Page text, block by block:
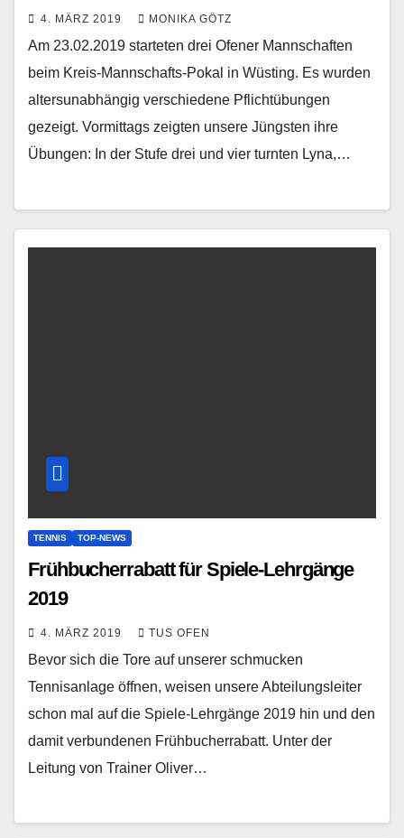
4. MÄRZ 2019 MONIKA GÖTZ
Am 23.02.2019 starteten drei Ofener Mannschaften
beim Kreis-Mannschafts-Pokal in Wüsting. Es wurden
altersunabhängig verschiedene Pflichtübungen
gezeigt. Vormittags zeigten unsere Jüngsten ihre
Übungen: In der Stufe drei und vier turnten Lyna,…
TENNIS TOP-NEWS
Frühbucherrabatt für Spiele-Lehrgänge
2019
4. MÄRZ 2019 TUS OFEN
Bevor sich die Tore auf unserer schmucken
Tennisanlage öffnen, weisen unsere Abteilungsleiter
schon mal auf die Spiele-Lehrgänge 2019 hin und den
damit verbundenen Frühbucherrabatt. Unter der
Leitung von Trainer Oliver…